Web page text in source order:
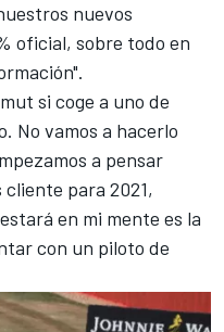
nuevos
oficial, sobre todo en
si coge a uno de
No vamos a hacerlo
a pensar
para 2021,
en mi mente es la
con un piloto de